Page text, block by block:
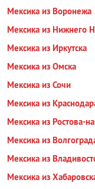
Мексика из Воронежа
Мексика из Нижнего
Мексика из Иркутска
Мексика из Омска
Мексика из Сочи
Мексика из
Мексика из Ростова-
Мексика из
Мексика из
Мексика из